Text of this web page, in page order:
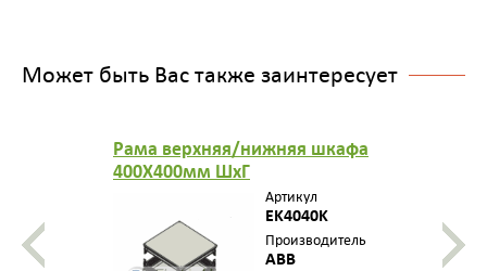
Может быть Вас также заинтересует
Рама верхняя/нижняя шкафа
400X400мм ШхГ
Артикул
EK4040K
Производитель
ABB